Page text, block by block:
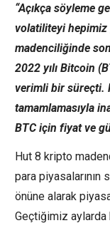
“Açıkça söyleme
volatiliteyi
madenciliğinde
2022 yılı Bitcoin
verimli bir süreçti.
tamamlamasıyla
BTC için fiyat ve
Hut 8 kripto
para piyasalarının
önüne alarak
Geçtiğimiz